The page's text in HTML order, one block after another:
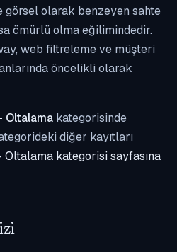
görsel olarak benzeyen sahte
ömürlü olma eğilimindedir.
web filtreleme ve müşteri
öncelikli olarak
Oltalama kategorisinde
diğer kayıtları
Oltalama kategorisi sayfasına